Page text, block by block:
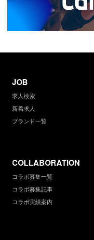
JOB
求人検索
新着求人
ブランド一覧
COLLABORATION
コラボ募集一覧
コラボ募集記事
コラボ実績案内